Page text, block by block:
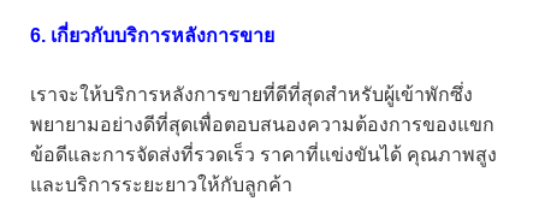
6. เกี่ยวกับบริการหลังการขาย
เราจะให้บริการหลังการขายที่ดีที่สุดสำหรับผู้เข้าพักซึ่ง
พยายามอย่างดีที่สุดเพื่อตอบสนองความต้องการของแขก
ข้อดีและการจัดส่งที่รวดเร็ว ราคาที่แข่งขันได้ คุณภาพสูง
และบริการระยะยาวให้กับลูกค้า